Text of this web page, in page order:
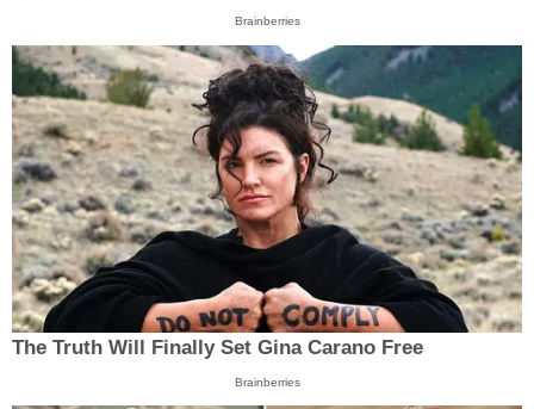
Brainberries
The Truth Will Finally Set Gina Carano Free
Brainberries